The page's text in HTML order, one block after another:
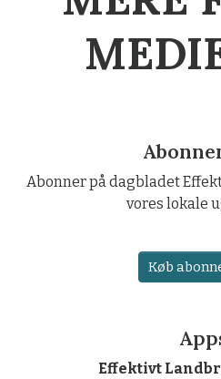
Abonner på dagbladet
vores lokale
Køb
Effektivt